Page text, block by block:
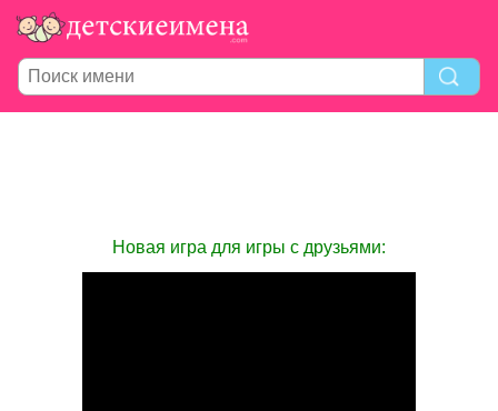
Новая игра для игры с друзьями: